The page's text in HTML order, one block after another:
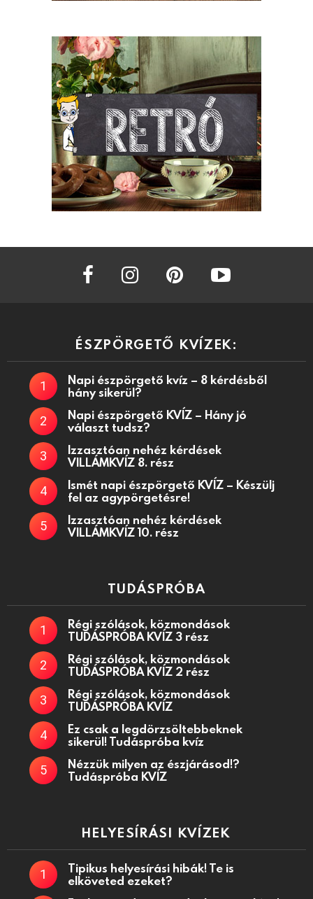
facebook instagram
ÉSZPÖRGETŐ KVÍZEK:
Napi észpörgető kvíz – 8 kérdésből
hány sikerül?
Napi észpörgető KVÍZ – Hány jó
választ tudsz?
Izzasztóan nehéz kérdések
VILLÁMKVÍZ 8. rész
Ismét napi észpörgető KVÍZ – Készülj
fel az agypörgetésre!
Izzasztóan nehéz kérdések
VILLÁMKVÍZ 10. rész
TUDÁSPRÓBA
Régi szólások, közmondások
TUDÁSPRÓBA KVÍZ 3 rész
Régi szólások, közmondások
TUDÁSPRÓBA KVÍZ 2 rész
Régi szólások, közmondások
TUDÁSPRÓBA KVÍZ
Ez csak a legdörzsöltebbeknek
sikerül! Tudáspróba kvíz
Nézzük milyen az észjárásod!?
Tudáspróba KVÍZ
HELYESÍRÁSI KVÍZEK
Tipikus helyesírási hibák! Te is
elköveted ezeket?